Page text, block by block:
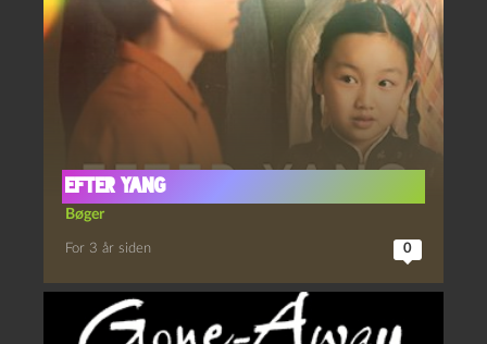
Efter Yang
Bøger
For 3 år siden 0